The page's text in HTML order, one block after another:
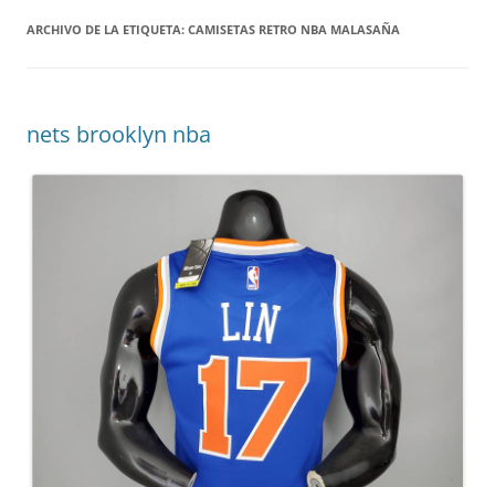
ARCHIVO DE LA ETIQUETA: CAMISETAS RETRO NBA MALASAÑA
nets brooklyn nba